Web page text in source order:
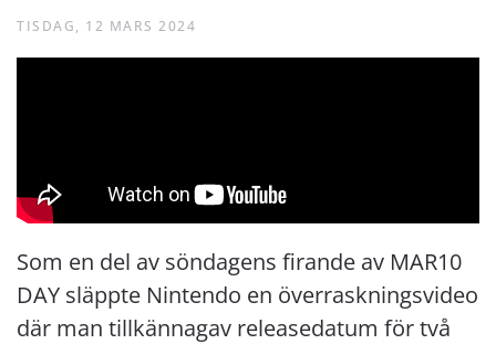
TISDAG, 12 MARS 2024
Som en del av söndagens firande av MAR10
DAY släppte Nintendo en överraskningsvideo
där man tillkännagav releasedatum för två